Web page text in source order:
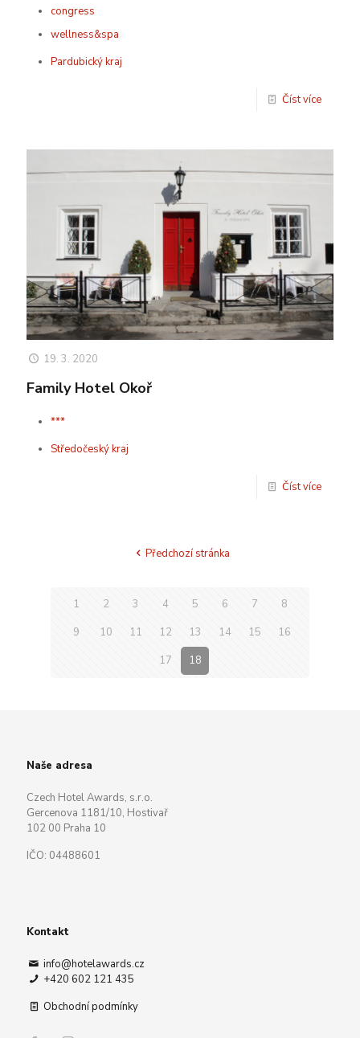
congress
wellness&spa
Pardubický kraj
Číst více
19. 3. 2020
Family Hotel Okoř
***
Středočeský kraj
Číst více
Předchozí stránka
1 2 3 4 5 6 7
8
9
10 11 12 13 14 15
16
17
18
Naše adresa
Czech Hotel Awards, s.r.o.
Gercenova 1181/10, Hostivař
102 00 Praha 10
IČO: 04488601
Kontakt
info@hotelawards.cz
+420 602 121 435
Obchodní podmínky